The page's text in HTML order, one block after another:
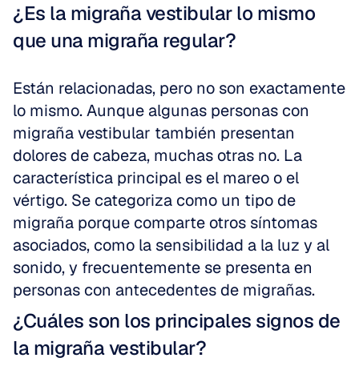
¿Es la migraña vestibular lo mismo
que una migraña regular?
Están relacionadas, pero no son exactamente
lo mismo. Aunque algunas personas con
migraña vestibular también presentan
dolores de cabeza, muchas otras no. La
característica principal es el mareo o el
vértigo. Se categoriza como un tipo de
migraña porque comparte otros síntomas
asociados, como la sensibilidad a la luz y al
sonido, y frecuentemente se presenta en
personas con antecedentes de migrañas.
¿Cuáles son los principales signos de
la migraña vestibular?